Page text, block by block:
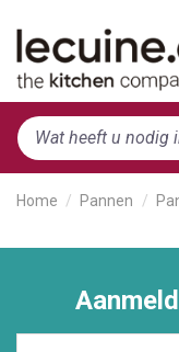
Home Pannen